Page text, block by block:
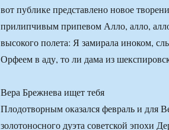
вот публике представлено новое
прилипчивым припевом Алло, алло,
высокого полета: Я замирала иноком,
Орфеем в аду, то ли дама из
Вера Брежнева ищет тебя
Плодотворным оказался февраль и для
золотоносного дуэта советской эпохи